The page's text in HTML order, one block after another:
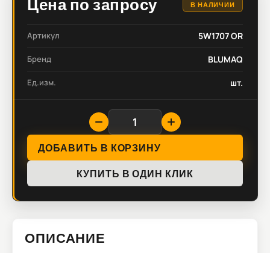
Цена по запросу В НАЛИЧИИ
Артикул 5W1707 OR
Бренд BLUMAQ
Ед.изм. шт.
ДОБАВИТЬ В КОРЗИНУ
КУПИТЬ В ОДИН КЛИК
ОПИСАНИЕ